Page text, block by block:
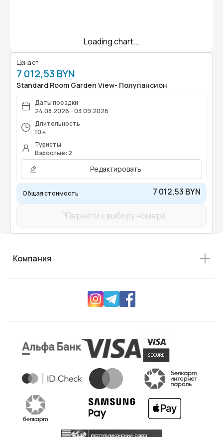
Loading chart...
Цена от
7 012,53 BYN
Standard Room Garden View- Полупансион
Даты поездки
24.08.2026 - 03.09.2026
Длительность
10 н
Туристы
Взрослые: 2
Редактировать
Общая стоимость 7 012,53 BYN
Перейти к выбору номера
Компания